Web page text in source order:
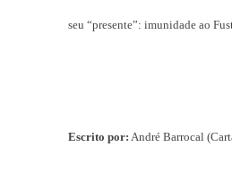
seu “presente”: imunidade ao
Escrito por: André Barrocal